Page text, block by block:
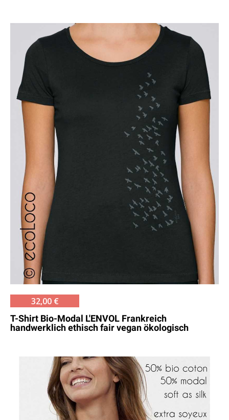
32,00 €
T-Shirt Bio-Modal L'ENVOL Frankreich
handwerklich ethisch fair vegan ökologisch